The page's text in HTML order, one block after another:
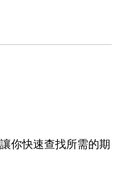
你快速查找所需的期